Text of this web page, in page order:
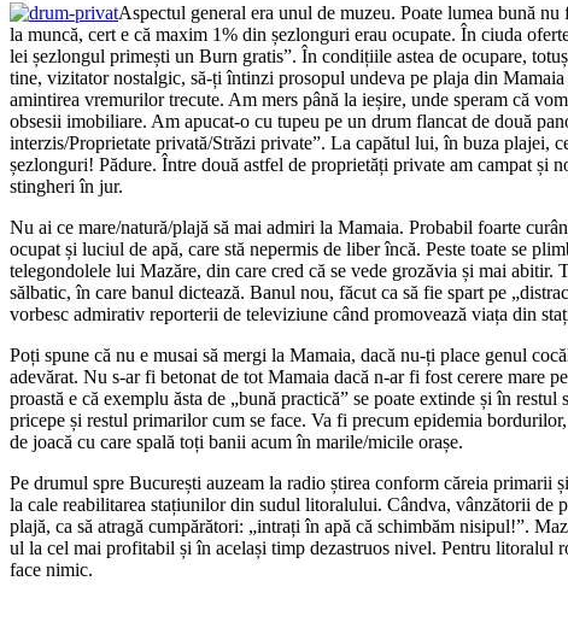
Aspectul general era unul de muzeu. Poate lumea bună nu
la muncă, cert e că maxim 1% din șezlonguri erau ocupate. În ciuda
lei șezlongul primești un Burn gratis”. În condițiile astea de ocupare,
tine, vizitator nostalgic, să-ți întinzi prosopul undeva pe plaja din
amintirea vremurilor trecute. Am mers până la ieșire, unde speram că
obsesii imobiliare. Am apucat-o cu tupeu pe un drum flancat de două
interzis/Proprietate privată/Străzi private”. La capătul lui, în buza plajei,
șezlonguri! Pădure. Între două astfel de proprietăți private am campat și
stingheri în jur.
Nu ai ce mare/natură/plajă să mai admiri la Mamaia. Probabil foarte
ocupat și luciul de apă, care stă nepermis de liber încă. Peste toate se
telegondolele lui Mazăre, din care cred că se vede grozăvia și mai abitir.
sălbatic, în care banul dictează. Banul nou, făcut ca să fie spart pe
vorbesc admirativ reporterii de televiziune când promovează viața din
Poți spune că nu e musai să mergi la Mamaia, dacă nu-ți place genul
adevărat. Nu s-ar fi betonat de tot Mamaia dacă n-ar fi fost cerere mare
proastă e că exemplu ăsta de „bună practică” se poate extinde și în
pricepe și restul primarilor cum se face. Va fi precum epidemia
de joacă cu care spală toți banii acum în marile/micile orașe.
Pe drumul spre București auzeam la radio știrea conform căreia primarii
la cale reabilitarea stațiunilor din sudul litoralului. Cândva, vânzătorii de
plajă, ca să atragă cumpărători: „intrați în apă că schimbăm nisipul!”.
ul la cel mai profitabil și în același timp dezastruos nivel. Pentru litoralul
face nimic.